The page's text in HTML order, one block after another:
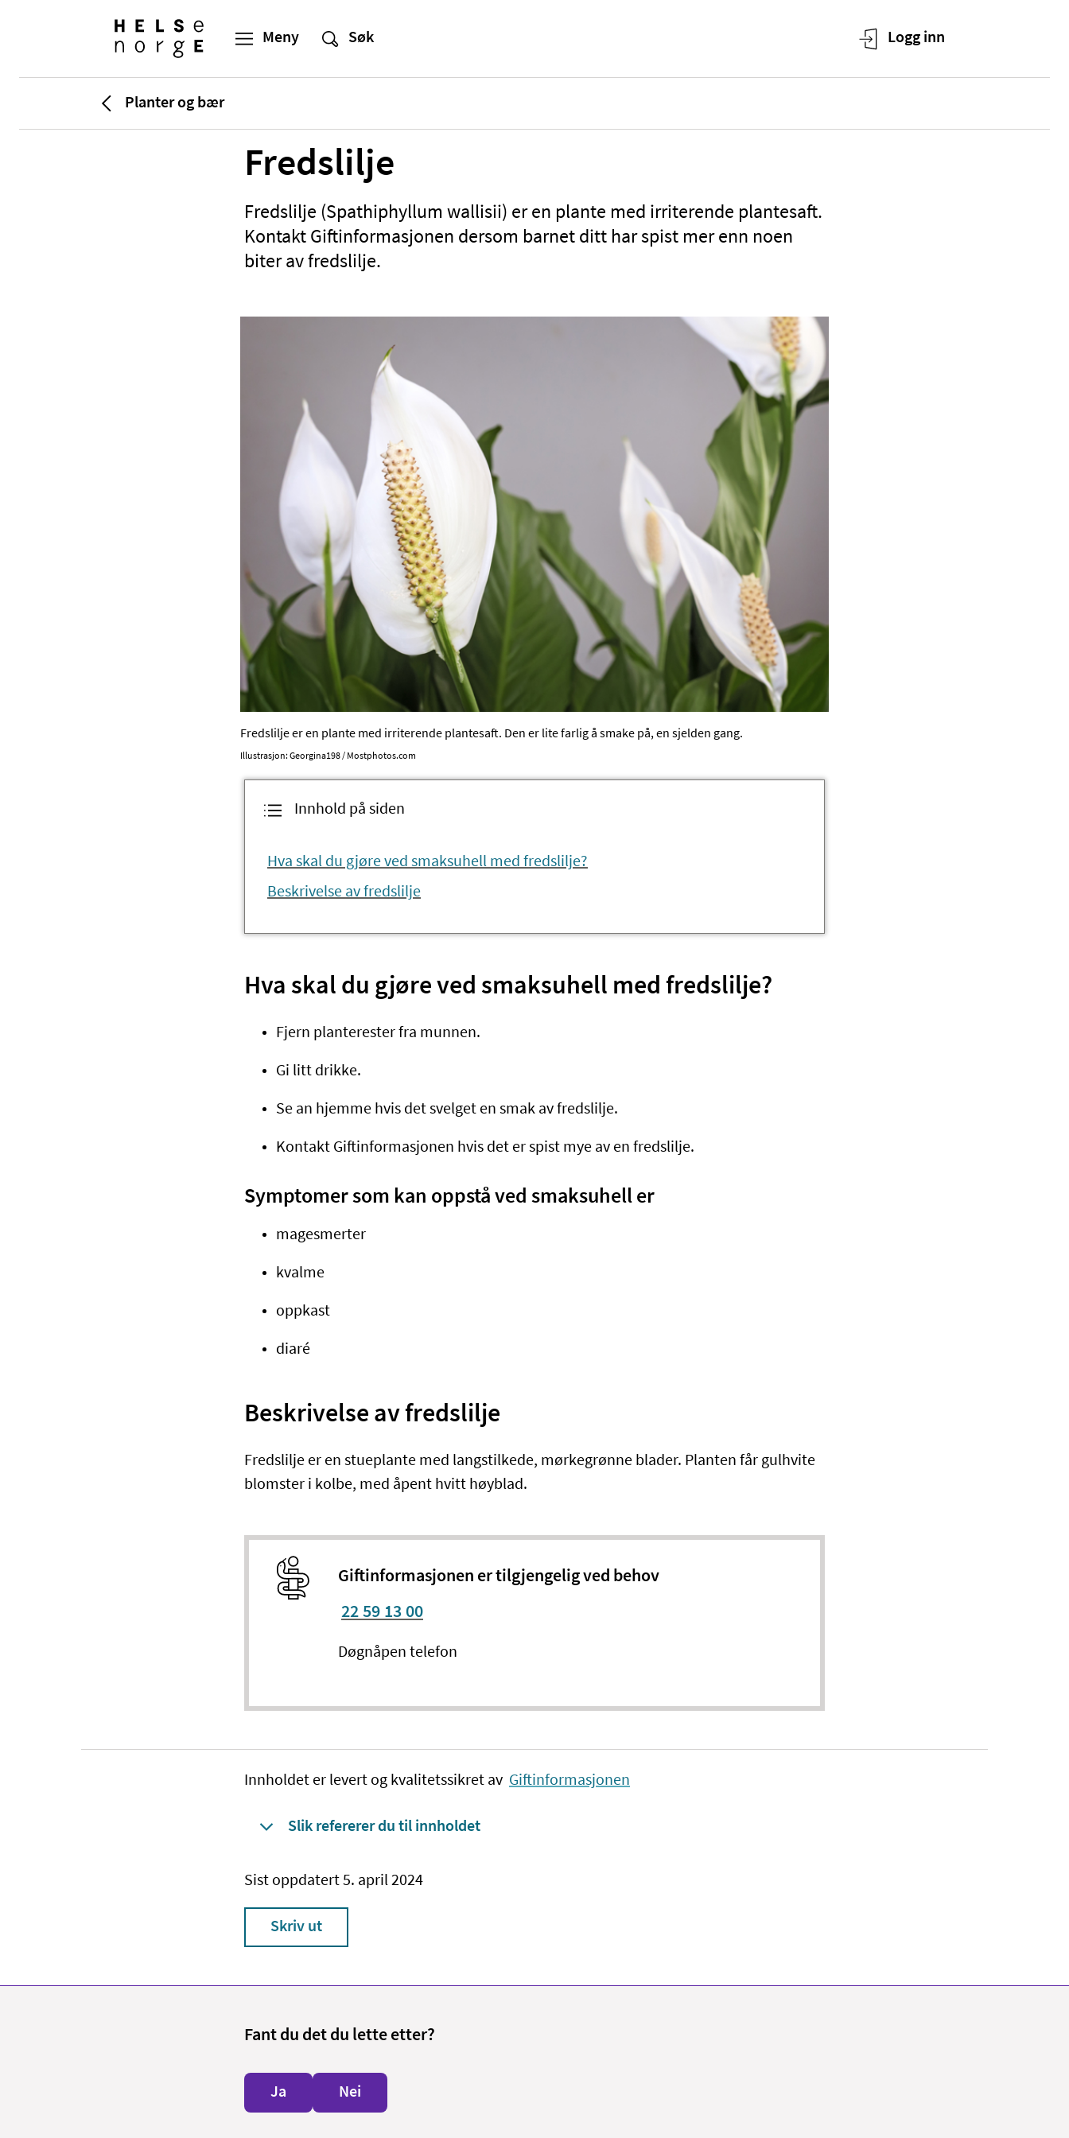
Planter og bær
Fredslilje
Fredslilje (Spathiphyllum wallisii) er en plante med irriterende plantesaft.
Kontakt Giftinformasjonen dersom barnet ditt har spist mer enn noen
biter av fredslilje.
Fredslilje er en plante med irriterende plantesaft. Den er lite farlig å smake på, en sjelden gang.
Illustrasjon: Georgina198 / Mostphotos.com
Innhold på siden
Hva skal du gjøre ved smaksuhell med fredslilje?
Beskrivelse av fredslilje
Hva skal du gjøre ved smaksuhell med fredslilje?
Fjern planterester fra munnen.
Gi litt drikke.
Se an hjemme hvis det svelget en smak av fredslilje.
Kontakt Giftinformasjonen hvis det er spist mye av en fredslilje.
Symptomer som kan oppstå ved smaksuhell er
magesmerter
kvalme
oppkast
diaré
Beskrivelse av fredslilje
​Fredslilje er en stueplante med langstilkede, mørkegrønne blader. Planten får gulhvite
blomster i kolbe, med åpent hvitt høyblad.
Giftinformasjonen er tilgjengelig ved behov
22 59 13 00
Døgnåpen telefon
Innholdet er levert og kvalitetssikret av Giftinformasjonen
Slik refererer du til innholdet
Sist oppdatert 5. april 2024
Skriv ut
Fant du det du lette etter?
Ja Nei